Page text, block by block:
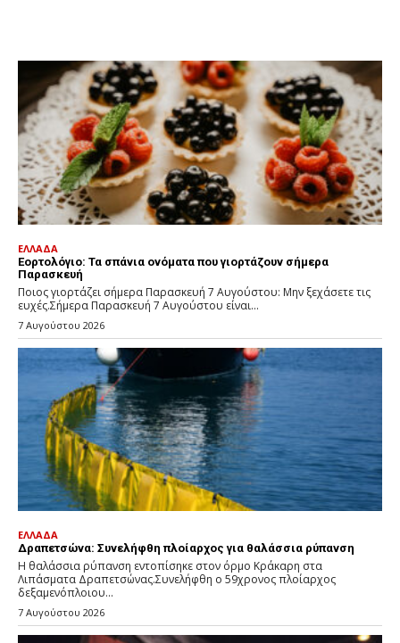
ΕΛΛΑΔΑ
Εορτολόγιο: Τα σπάνια ονόματα που γιορτάζουν σήμερα
Παρασκευή
Ποιος γιορτάζει σήμερα Παρασκευή 7 Αυγούστου: Μην ξεχάσετε τις
ευχές.Σήμερα Παρασκευή 7 Αυγούστου είναι...
7 Αυγούστου 2026
ΕΛΛΑΔΑ
Δραπετσώνα: Συνελήφθη πλοίαρχος για θαλάσσια ρύπανση
Η θαλάσσια ρύπανση εντοπίσηκε στον όρμο Κράκαρη στα
Λιπάσματα Δραπετσώνας.Συνελήφθη ο 59χρονος πλοίαρχος
δεξαμενόπλοιου...
7 Αυγούστου 2026